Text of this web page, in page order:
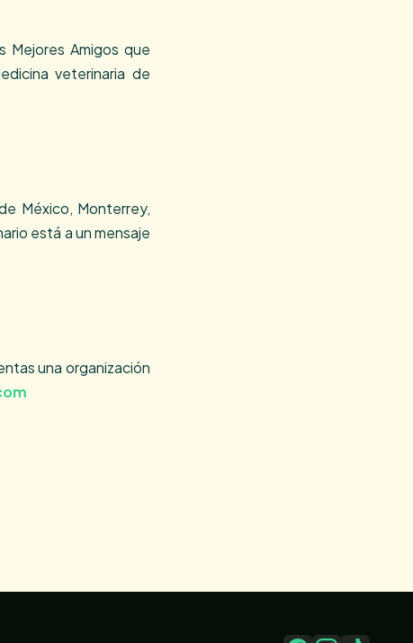
Mejores Amigos que
veterinaria de
México, Monterrey,
está a un mensaje
una organización